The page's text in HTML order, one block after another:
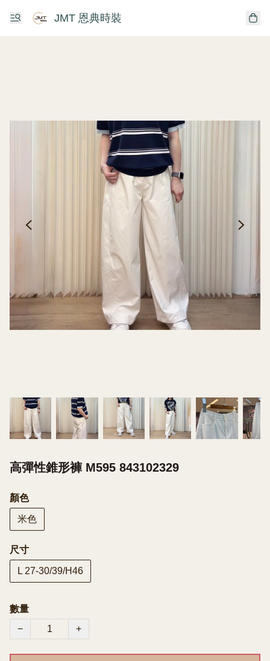
JMT 恩典時裝
高彈性錐形褲 M595 843102329
顏色
米色
尺寸
L 27-30/39/H46
數量
−
+